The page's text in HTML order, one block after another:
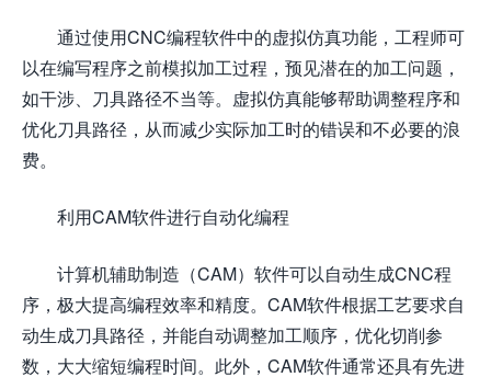
通过使用CNC编程软件中的虚拟仿真功能，工程师可
以在编写程序之前模拟加工过程，预见潜在的加工问题，
如干涉、刀具路径不当等。虚拟仿真能够帮助调整程序和
优化刀具路径，从而减少实际加工时的错误和不必要的浪
费。
利用CAM软件进行自动化编程
计算机辅助制造（CAM）软件可以自动生成CNC程
序，极大提高编程效率和精度。CAM软件根据工艺要求自
动生成刀具路径，并能自动调整加工顺序，优化切削参
数，大大缩短编程时间。此外，CAM软件通常还具有先进